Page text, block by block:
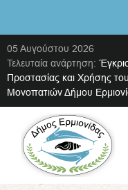
05 Αυγούστου 2026
Τελευταία ανάρτηση:
Προστασίας και Χρήσης
Μονοπατιών Δήμου